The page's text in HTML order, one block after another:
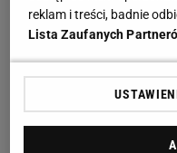
reklam i treści, badnie
Lista Zaufanych